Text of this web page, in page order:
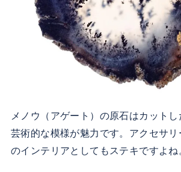
メノウ（アゲート）の原石はカットし
芸術的な模様が魅力です。アクセサ
のインテリアとしてもステキですよね